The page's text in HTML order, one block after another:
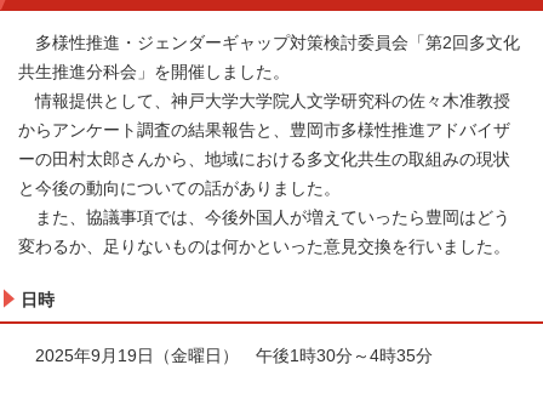
多様性推進・ジェンダーギャップ対策検討委員会「第2回多文化
共生推進分科会」を開催しました。
情報提供として、神戸大学大学院人文学研究科の佐々木准教授
からアンケート調査の結果報告と、豊岡市多様性推進アドバイザ
ーの田村太郎さんから、地域における多文化共生の取組みの現状
と今後の動向についての話がありました。
また、協議事項では、今後外国人が増えていったら豊岡はどう
変わるか、足りないものは何かといった意見交換を行いました。
日時
2025年9月19日（金曜日） 午後1時30分～4時35分